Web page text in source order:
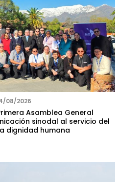
08/2026
Asamblea General
sinodal al servicio del
dignidad humana